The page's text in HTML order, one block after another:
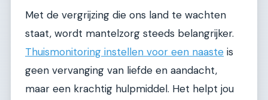
Met de vergrijzing die ons land te wachten
staat, wordt mantelzorg steeds belangrijker.
Thuismonitoring instellen voor een naaste is
geen vervanging van liefde en aandacht,
maar een krachtig hulpmiddel. Het helpt jou